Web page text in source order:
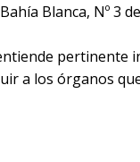
Blanca, Nº 3
a los órganos